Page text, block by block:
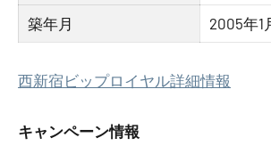
築年月 2005年1
西新宿ビップロイヤル詳細情報
キャンペーン情報